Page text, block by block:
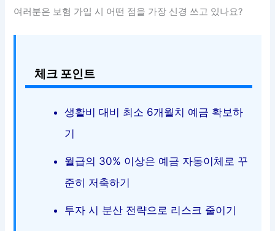
여러분은 보험 가입 시 어떤 점을 가장 신경 쓰고 있나요?
체크 포인트
생활비 대비 최소 6개월치 예금 확보하
기
월급의 30% 이상은 예금 자동이체로 꾸
준히 저축하기
투자 시 분산 전략으로 리스크 줄이기